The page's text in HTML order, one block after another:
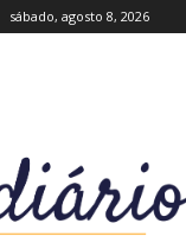
sábado, agosto 8, 2026